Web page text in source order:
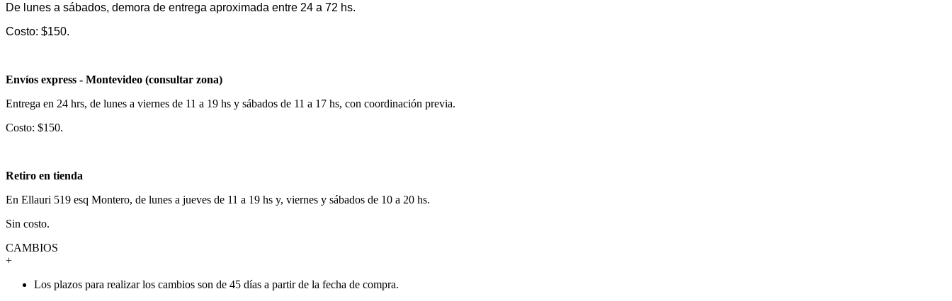
De lunes a sábados, demora de entrega aproximada entre 24 a 72 hs.
Costo: $150.
Envíos express - Montevideo (consultar zona)
Entrega en 24 hrs, de lunes a viernes de 11 a 19 hs y sábados de 11 a 17 hs, con coordinación previa.
Costo: $150.
Retiro en tienda
En Ellauri 519 esq Montero, de lunes a jueves de 11 a 19 hs y, viernes y sábados de 10 a 20 hs.
Sin costo.
CAMBIOS
+
Los plazos para realizar los cambios son de 45 días a partir de la fecha de compra.